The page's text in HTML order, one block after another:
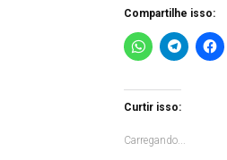
Compartilhe isso:
Curtir isso:
Carregando...